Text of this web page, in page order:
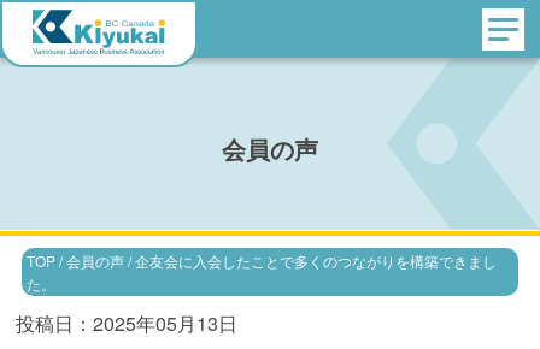
会員の声
TOP/会員の声/企友会に入会したことで多くのつながりを構築できまし
た。
投稿日：2025年05月13日